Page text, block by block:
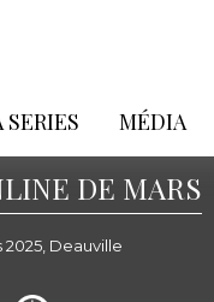
MÉDIA
DE MARS
2025, Deauville